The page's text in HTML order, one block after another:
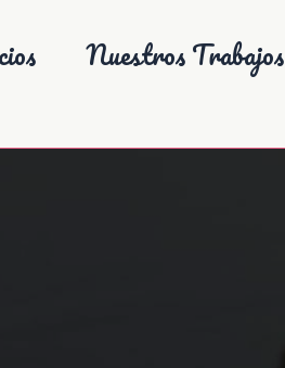
Nuestros Trabajos